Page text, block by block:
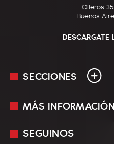
Olleros
Buenos
SECCIONES
En Vivo
MÁS
Mediakit
SEGUINOS